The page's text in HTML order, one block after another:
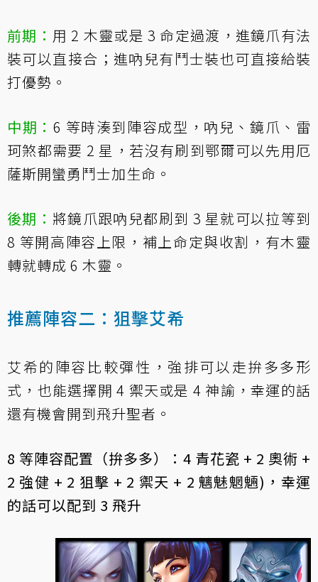
前期： 用 2 木靈或是 3 命定過渡，進鏡爪有法
裝可以直接合；進吶兒有鬥士裝也可直接給裝
打優勢。
中期： 6 等時湊到陣容成型，吶兒、鏡爪、雷
珂煞都需要 2 星，若沒有刷到鄂爾可以先用厄
薩斯開蠻勇鬥士加生命。
後期： 將鏡爪跟吶兒都刷到 3 星就可以拉等到
8 等開高陣容上限，補上命定與收割，有木靈
轉就轉成 6 木靈。
推薦陣容二：狙擊艾希
艾希的陣容比較彈性，強排可以走拚多多形
式，也能選擇開 4 禦天或是 4 神諭，幸運的話
還有機會開到飛升聖者。
8 等陣容配置（拚多多）：4 青花瓷 + 2 奧術 +
2 強健 + 2 狙擊 + 2 禦天 + 2 魑魅魍魎)，幸運
的話可以配到 3 飛升